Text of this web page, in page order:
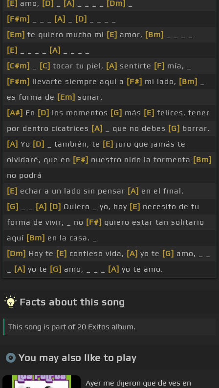
[E] amo, [D] [A] [Dm]
[F#m]
[A] [D]
[Em] te quiero mucho mi [E] amor, [Bm]
[E]
[A]
[C#m]
[C] tocar tu piel, [A] sentirte [F] mía, _
[F#m] llevarte siempre aquí a [F#] mi lado, [Bm]
es forma de [Em] soñar.
[A#] En [D] los momentos [G] más [E] felices, tener
por dentro cicatrices [A] _ que no debes [G] borrar.
[A] Yo [D] _ también, te [E] juro que jamás te
olvidaré, que en [F#] nuestro nido la tormenta [Bm]
no podrá
[E] echar a un lado sin pensar [A] en el final.
[G]
[A] [D] Quiero _ yo, hoy [E] necesito de tu
forma de vivir, _ no [F#] quiero estar tan solitario
aquí [Bm] en la casa. _
[Dm] Hoy te [E] confieso vida, [A] yo te [G] amo, _ _
[A] yo te [G] amo, _ _ _ [A] yo te amo.
Facts about this song
This song is part of 20 Exitos album.
You may also like to play
Ayer me dijeron que de ves en